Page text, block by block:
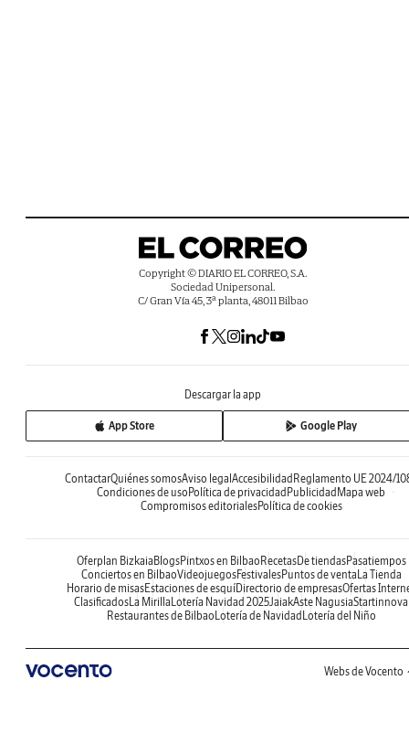
Copyright © DIARIO EL CORREO, S.A.
Sociedad Unipersonal.
C/ Gran Vía 45, 3ª planta, 48011 Bilbao
Descargar la app
App Store Google Play
ContactarQuiénes somosAviso legalAccesibilidadReglamento UE 2024/
Condiciones de usoPolítica de privacidadPublicidadMapa web
Compromisos editorialesPolítica de cookies
Oferplan BizkaiaBlogsPintxos en BilbaoRecetasDe tiendasPasatiempos
Conciertos en BilbaoVideojuegosFestivalesPuntos de ventaLa Tienda
Horario de misasEstaciones de esquíDirectorio de empresasOfertas
ClasificadosLa MirillaLotería Navidad 2025JaiakAste NagusiaStartinnova
Restaurantes de BilbaoLotería de NavidadLotería del Niño
Webs de Vocento